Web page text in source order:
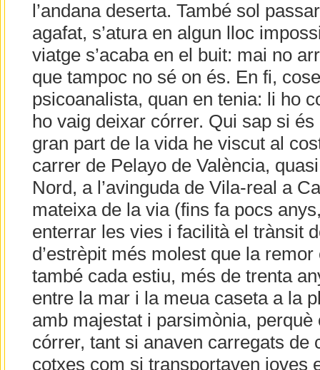
l’andana deserta. També sol
agafat, s’atura en algun lloc
viatge s’acaba en el buit: mai no
que tampoc no sé on és. En fi,
psicoanalista, quan en tenia: li ho
ho vaig deixar córrer. Qui sap si
gran part de la vida he viscut al
carrer de Pelayo de València,
Nord, a l’avinguda de Vila-real a
mateixa de la via (fins fa pocs
enterrar les vies i facilità el trànsit
d’estrèpit més molest que la
també cada estiu, més de trenta
entre la mar i la meua caseta a la
amb majestat i parsimònia, perquè
córrer, tant si anaven carregats de
cotxes com si transportaven joves